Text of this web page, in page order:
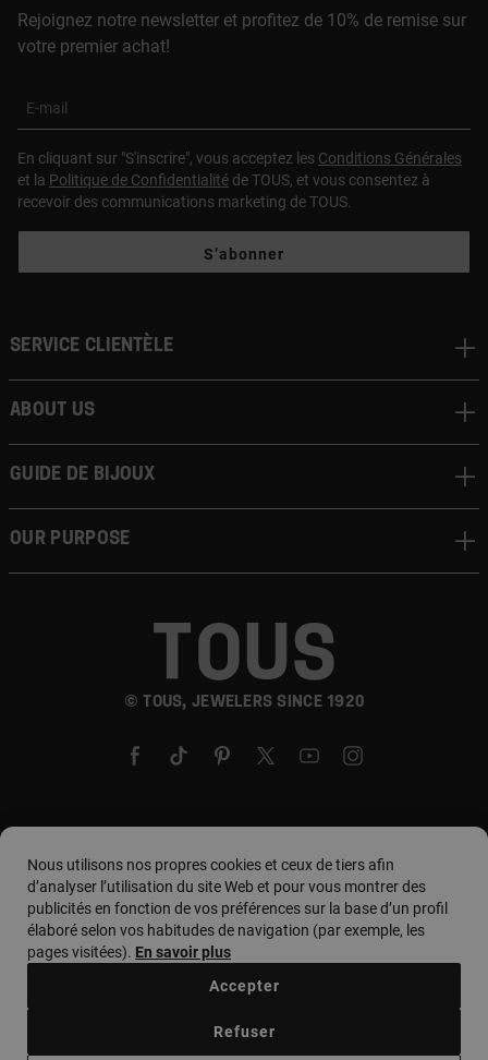
Rejoignez notre newsletter et profitez de 10% de remise sur
votre premier achat!
E-mail
En cliquant sur "S'inscrire", vous acceptez les Conditions Générales
et la Politique de Confidentialité de TOUS, et vous consentez à
recevoir des communications marketing de TOUS.
S’abonner
© TOUS, JEWELERS SINCE 1920
Service clientèle
About us
Guide de bijoux
Our Purpose
Pays et devise :country. / Euro
Conditions d'utilisation
Nous utilisons nos propres cookies et ceux de tiers afin
d’analyser l’utilisation du site Web et pour vous montrer des
publicités en fonction de vos préférences sur la base d’un profil
élaboré selon vos habitudes de navigation (par exemple, les
pages visitées). En savoir plus
Refuser
Accepter